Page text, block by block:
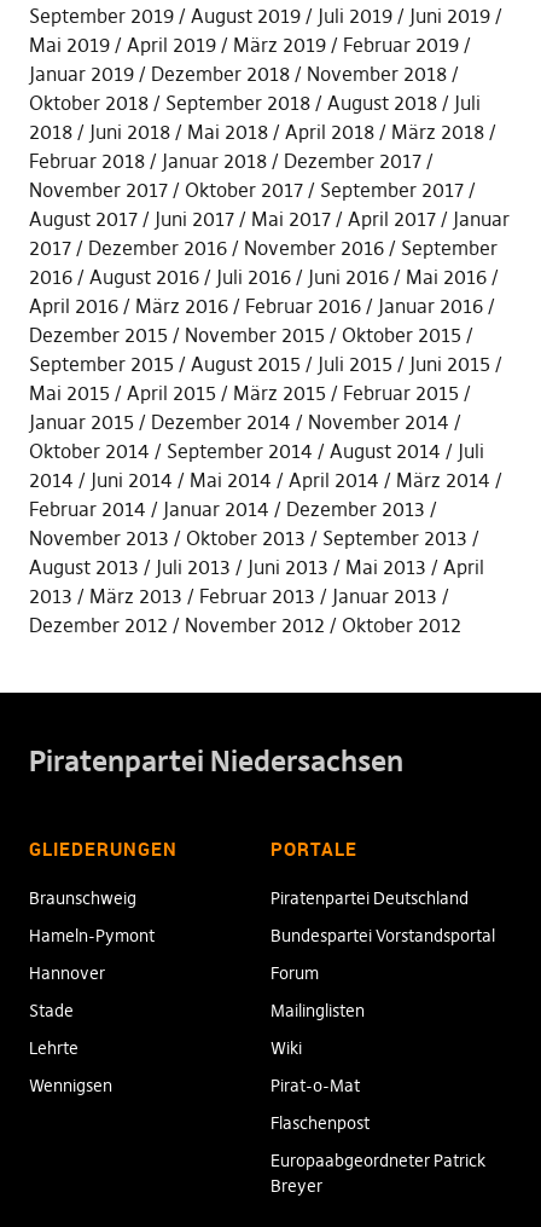
September 2019
August 2019 Juli 2019
Juni 2019
Mai 2019
April 2019 März 2019
Februar 2019
Januar 2019
Dezember 2018
November 2018
Oktober 2018
September 2018 August 2018
Juli
2018
Juni 2018 Mai 2018 April 2018
März 2018
Februar 2018
Januar 2018
Dezember 2017
November 2017
Oktober 2017
September 2017
August 2017
Juni 2017 Mai 2017 April 2017
Januar
2017
Dezember 2016 November 2016
September
2016
August 2016 Juli 2016 Juni 2016
Mai 2016
April 2016
März 2016 Februar 2016
Januar 2016
Dezember 2015
November 2015
Oktober 2015
September 2015
August 2015 Juli 2015
Juni 2015
Mai 2015
April 2015 März 2015
Februar 2015
Januar 2015
Dezember 2014
November 2014
Oktober 2014
September 2014 August 2014
Juli
2014
Juni 2014 Mai 2014 April 2014
März 2014
Februar 2014
Januar 2014
Dezember 2013
November 2013
Oktober 2013
September 2013
August 2013
Juli 2013 Juni 2013 Mai 2013
April
2013
März 2013 Februar 2013
Januar 2013
Dezember 2012
November 2012 Oktober 2012
Piratenpartei Niedersachsen
GLIEDERUNGEN
Braunschweig
Hameln-Pymont
Hannover
Stade
Lehrte
Wennigsen
PORTALE
Piratenpartei Deutschland
Bundespartei Vorstandsportal
Forum
Mailinglisten
Wiki
Pirat-o-Mat
Flaschenpost
Europaabgeordneter Patrick
Breyer